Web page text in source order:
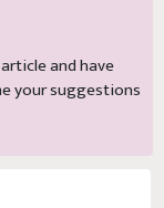
and have
your suggestions